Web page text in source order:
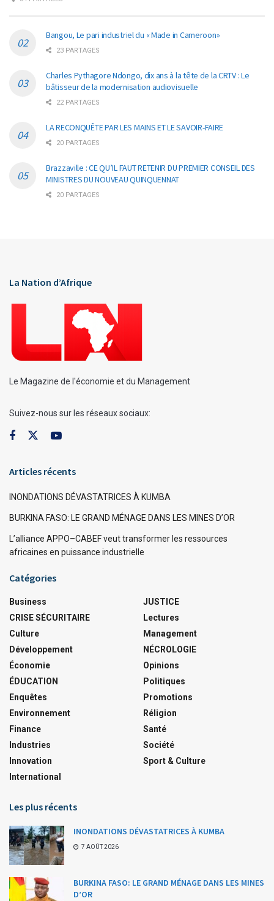
Bangou, Le pari industriel du « Made in Cameroon»
23 PARTAGES
Charles Pythagore Ndongo, dix ans à la tête de la CRTV : Le
bâtisseur de la modernisation audiovisuelle
22 PARTAGES
LA RECONQUÊTE PAR LES MAINS ET LE SAVOIR-FAIRE
20 PARTAGES
Brazzaville : CE QU’IL FAUT RETENIR DU PREMIER CONSEIL DES
MINISTRES DU NOUVEAU QUINQUENNAT
20 PARTAGES
La Nation d’Afrique
Le Magazine de l'économie et du Management
Suivez-nous sur les réseaux sociaux:
Articles récents
INONDATIONS DÉVASTATRICES À KUMBA
BURKINA FASO: LE GRAND MÉNAGE DANS LES MINES D’OR
L’alliance APPO–CABEF veut transformer les ressources
africaines en puissance industrielle
Catégories
Business
CRISE SÉCURITAIRE
Culture
Développement
Économie
ÉDUCATION
Enquêtes
Environnement
Finance
Industries
Innovation
International
JUSTICE
Lectures
Management
NÉCROLOGIE
Opinions
Politiques
Promotions
Réligion
Santé
Société
Sport & Culture
Les plus récents
INONDATIONS DÉVASTATRICES À KUMBA
7 AOÛT 2026
BURKINA FASO: LE GRAND MÉNAGE DANS LES MINES
D’OR